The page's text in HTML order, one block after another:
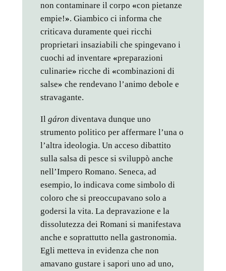
non contaminare il corpo «con pietanze
empie!». Giambico ci informa che
criticava duramente quei ricchi
proprietari insaziabili che spingevano i
cuochi ad inventare «preparazioni
culinarie» ricche di «combinazioni di
salse» che rendevano l’animo debole e
stravagante.
Il gáron diventava dunque uno
strumento politico per affermare l’una o
l’altra ideologia. Un acceso dibattito
sulla salsa di pesce si sviluppò anche
nell’Impero Romano. Seneca, ad
esempio, lo indicava come simbolo di
coloro che si preoccupavano solo a
godersi la vita. La depravazione e la
dissolutezza dei Romani si manifestava
anche e soprattutto nella gastronomia.
Egli metteva in evidenza che non
amavano gustare i sapori uno ad uno,